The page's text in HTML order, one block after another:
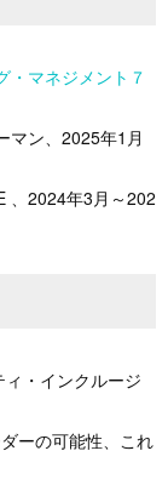
マネジメント７
マン、2025年1月
、2024年3月～202
・インクルージ
ーの可能性、これ